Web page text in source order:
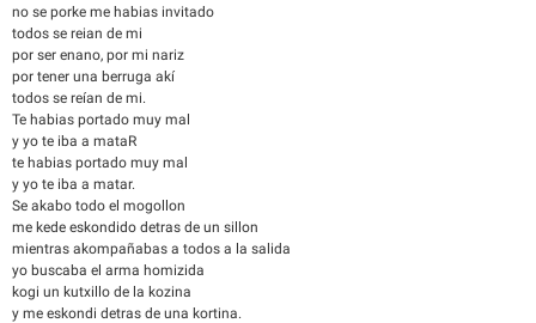
no se porke me habias invitado
todos se reian de mi
por ser enano, por mi nariz
por tener una berruga akí
todos se reían de mi.
Te habias portado muy mal
y yo te iba a mataR
te habias portado muy mal
y yo te iba a matar.
Se akabo todo el mogollon
me kede eskondido detras de un sillon
mientras akompañabas a todos a la salida
yo buscaba el arma homizida
kogi un kutxillo de la kozina
y me eskondi detras de una kortina.